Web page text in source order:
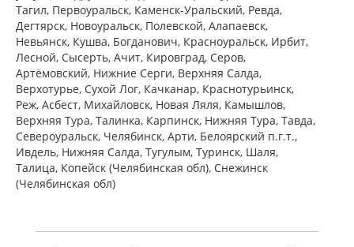
Тагил, Первоуральск, Каменск-Уральский, Ревда,
Дегтярск, Новоуральск, Полевской, Алапаевск,
Невьянск, Кушва, Богданович, Красноуральск, Ирбит,
Лесной, Сысерть, Ачит, Кировград, Серов,
Артёмовский, Нижние Cерги, Верхняя Салда,
Верхотурье, Сухой Лог, Качканар, Краснотурьинск,
Реж, Асбест, Михайловск, Новая Ляля, Камышлов,
Верхняя Тура, Талинка, Карпинск, Нижняя Тура, Тавда,
Североуральск, Челябинск, Арти, Белоярский п.г.т.,
Ивдель, Нижняя Салда, Тугулым, Туринск, Шаля,
Талица, Копейск (Челябинская обл), Снежинск
(Челябинская обл)